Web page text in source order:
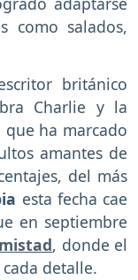
como salados,
británico
Charlie y la
ha marcado
amantes de
del más
esta fecha cae
en septiembre
, donde el
detalle.